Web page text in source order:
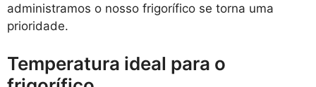
administramos o nosso frigorífico se torna uma
prioridade.
Temperatura ideal para o